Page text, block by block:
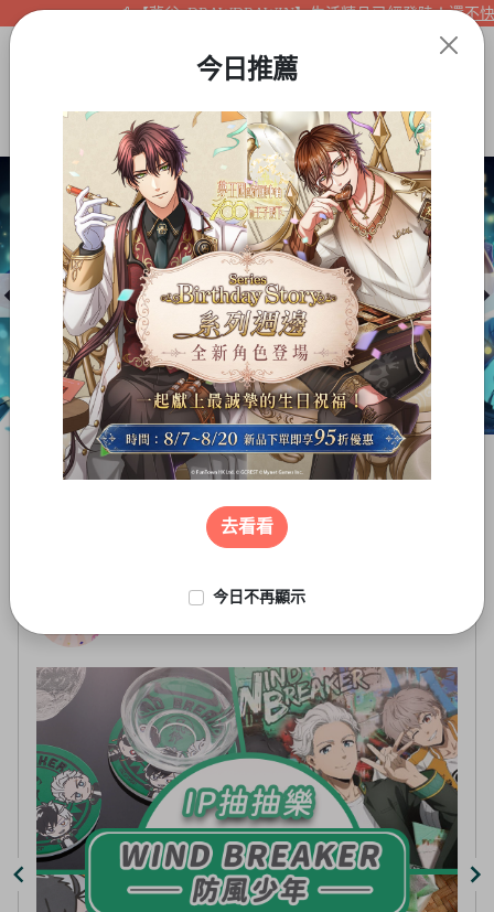
【夢谷xDRAWDRAWIN】生活精品已經登陸！還不快來
今日推薦
去看看
今日不再顯示